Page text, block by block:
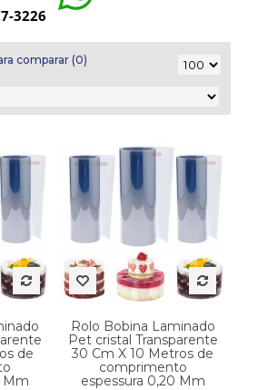
3226
comparar (0)
de
Mm
Rolo Bobina Laminado
Pet cristal Transparente
30 Cm X 10 Metros de
comprimento
espessura 0,20 Mm